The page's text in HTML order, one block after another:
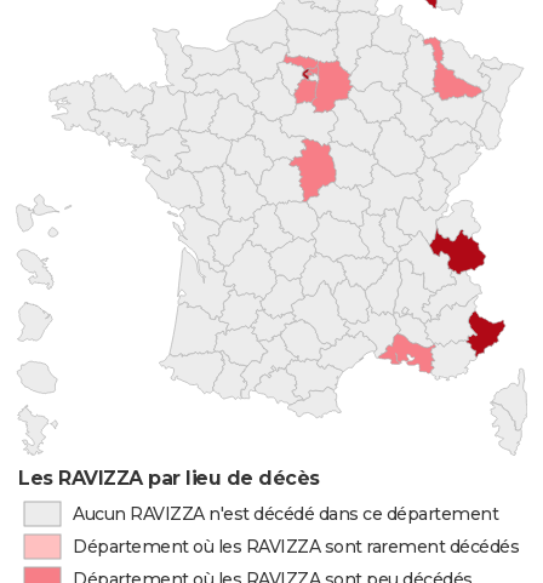
Les RAVIZZA par lieu de décès
Aucun RAVIZZA n'est décédé dans ce département
Département où les RAVIZZA sont rarement décédés